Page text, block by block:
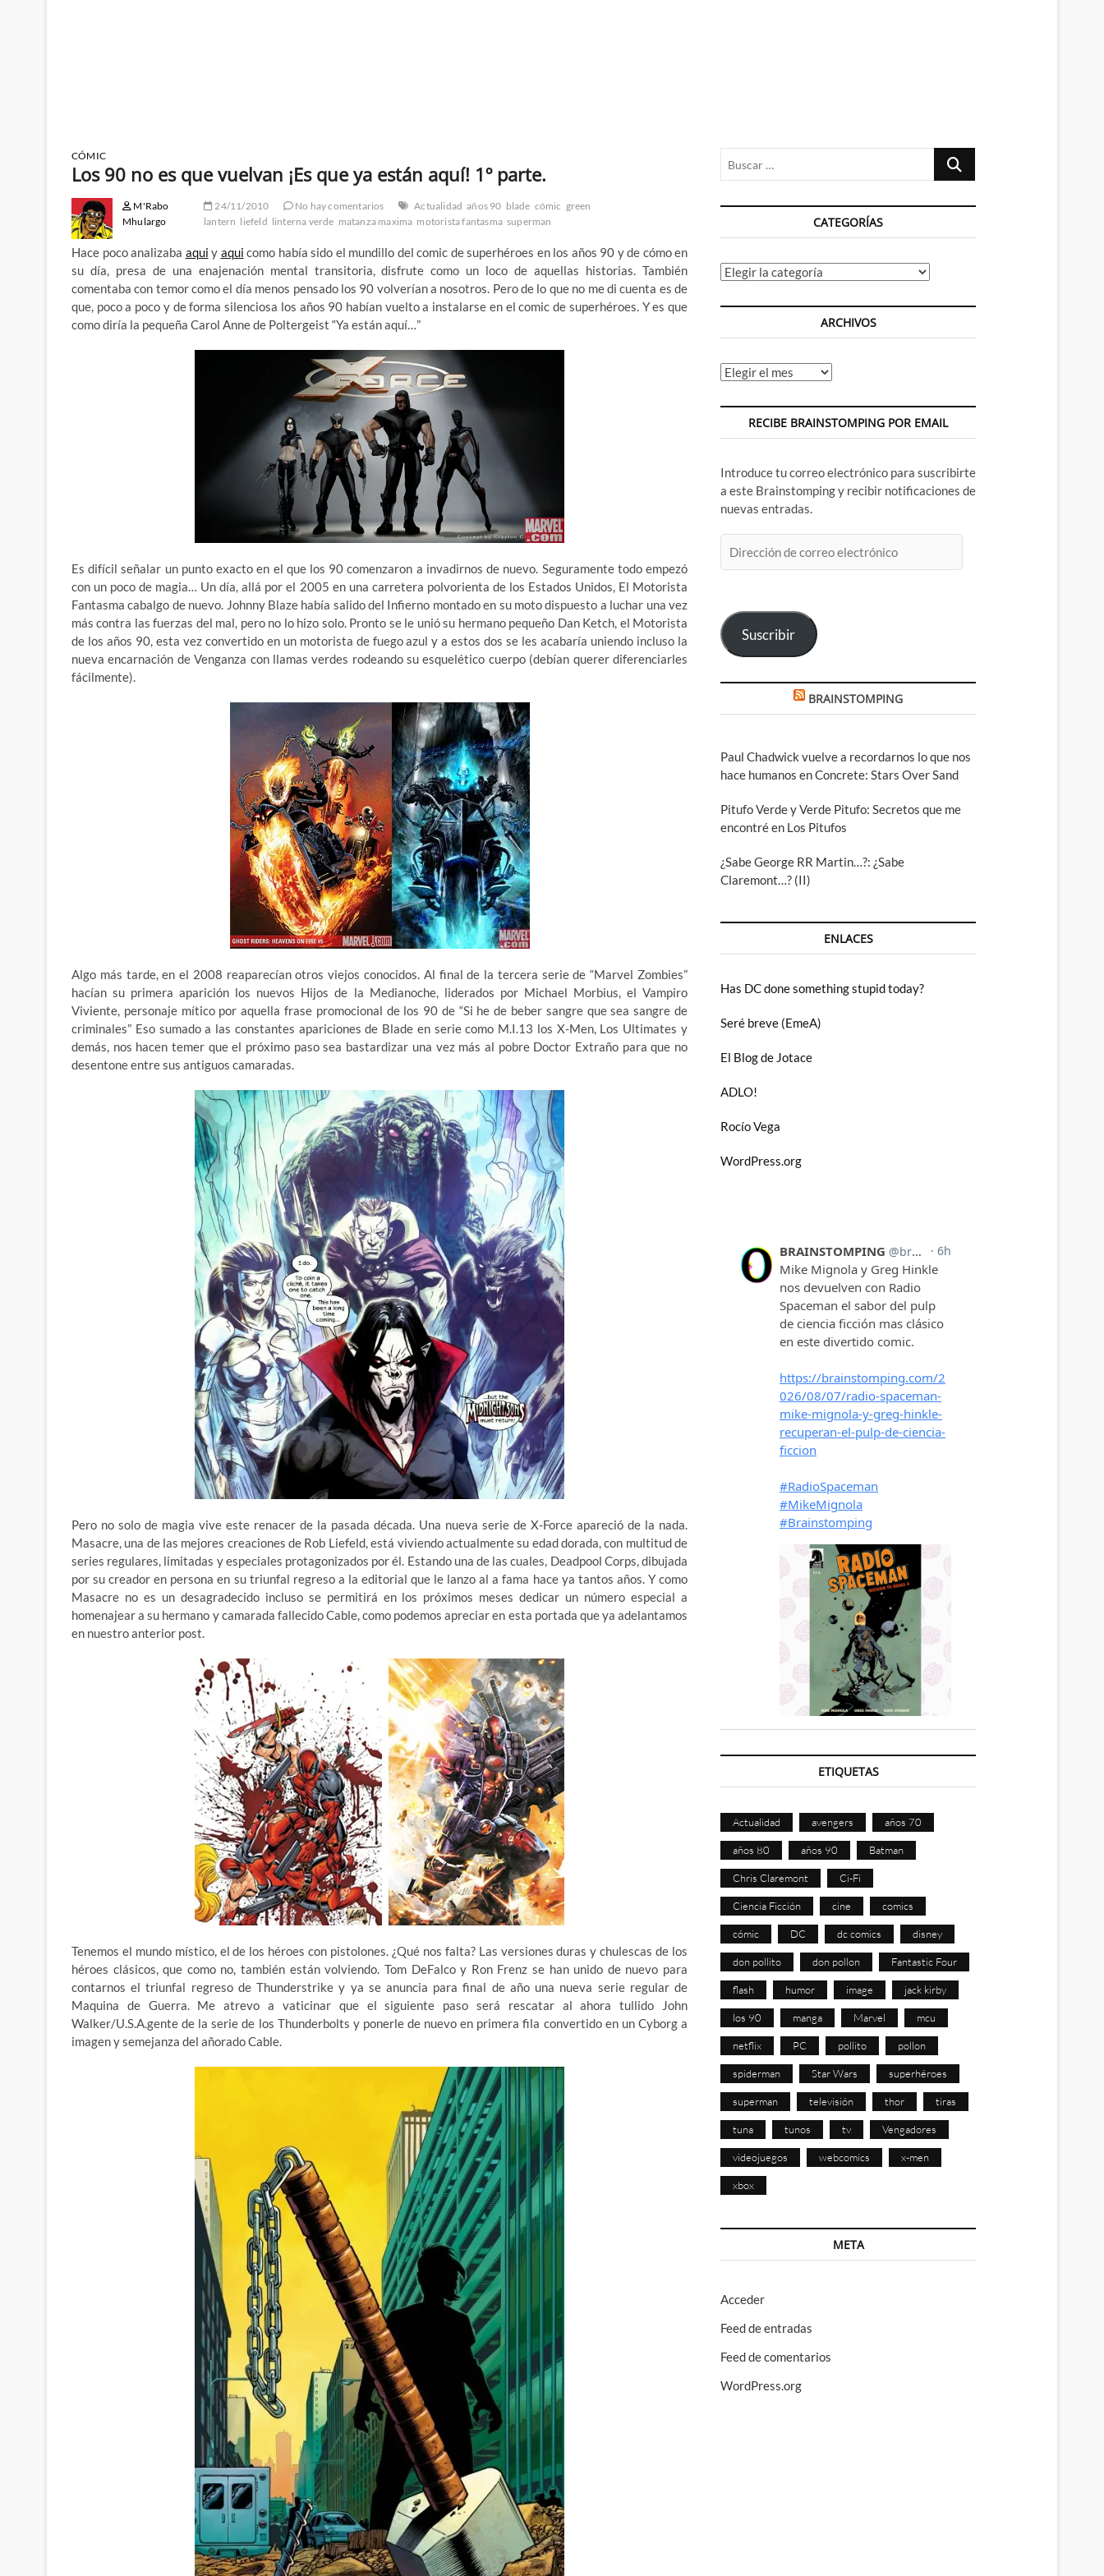
CÓMIC
Los 90 no es que vuelvan ¡Es que ya están aquí! 1º parte.
M'Rabo
Mhulargo
24/11/2010 No hay comentarios Actualidad años 90 blade cómic green
lantern liefeld linterna verde matanza maxima motorista fantasma superman
Hace poco analizaba aqui y aqui como había sido el mundillo del comic de superhéroes en los años 90 y de cómo en
su día, presa de una enajenación mental transitoria, disfrute como un loco de aquellas historias. También
comentaba con temor como el día menos pensado los 90 volverían a nosotros. Pero de lo que no me di cuenta es de
que, poco a poco y de forma silenciosa los años 90 habían vuelto a instalarse en el comic de superhéroes. Y es que
como diría la pequeña Carol Anne de Poltergeist “Ya están aquí…”
Es difícil señalar un punto exacto en el que los 90 comenzaron a invadirnos de nuevo. Seguramente todo empezó
con un poco de magia… Un día, allá por el 2005 en una carretera polvorienta de los Estados Unidos, El Motorista
Fantasma cabalgo de nuevo. Johnny Blaze había salido del Infierno montado en su moto dispuesto a luchar una vez
más contra las fuerzas del mal, pero no lo hizo solo. Pronto se le unió su hermano pequeño Dan Ketch, el Motorista
de los años 90, esta vez convertido en un motorista de fuego azul y a estos dos se les acabaría uniendo incluso la
nueva encarnación de Venganza con llamas verdes rodeando su esquelético cuerpo (debían querer diferenciarles
fácilmente).
Algo más tarde, en el 2008 reaparecían otros viejos conocidos. Al final de la tercera serie de “Marvel Zombies”
hacían su primera aparición los nuevos Hijos de la Medianoche, liderados por Michael Morbius, el Vampiro
Viviente, personaje mítico por aquella frase promocional de los 90 de “Si he de beber sangre que sea sangre de
criminales” Eso sumado a las constantes apariciones de Blade en serie como M.I.13 los X-Men, Los Ultimates y
demás, nos hacen temer que el próximo paso sea bastardizar una vez más al pobre Doctor Extraño para que no
desentone entre sus antiguos camaradas.
Pero no solo de magia vive este renacer de la pasada década. Una nueva serie de X-Force apareció de la nada.
Masacre, una de las mejores creaciones de Rob Liefeld, está viviendo actualmente su edad dorada, con multitud de
series regulares, limitadas y especiales protagonizados por él. Estando una de las cuales, Deadpool Corps, dibujada
por su creador en persona en su triunfal regreso a la editorial que le lanzo al a fama hace ya tantos años. Y como
Masacre no es un desagradecido incluso se permitirá en los próximos meses dedicar un número especial a
homenajear a su hermano y camarada fallecido Cable, como podemos apreciar en esta portada que ya adelantamos
en nuestro anterior post.
Tenemos el mundo místico, el de los héroes con pistolones. ¿Qué nos falta? Las versiones duras y chulescas de los
héroes clásicos, que como no, también están volviendo. Tom DeFalco y Ron Frenz se han unido de nuevo para
contarnos el triunfal regreso de Thunderstrike y ya se anuncia para final de año una nueva serie regular de
Maquina de Guerra. Me atrevo a vaticinar que el siguiente paso será rescatar al ahora tullido John
Walker/U.S.A.gente de la serie de los Thunderbolts y ponerle de nuevo en primera fila convertido en un Cyborg a
imagen y semejanza del añorado Cable.
Buscar
CATEGORÍAS
Categorías
ARCHIVOS
Archivos
RECIBE BRAINSTOMPING POR EMAIL
Introduce tu correo electrónico para suscribirte
a este Brainstomping y recibir notificaciones de
nuevas entradas.
de
Suscribir
BRAINSTOMPING
Paul Chadwick vuelve a recordarnos lo que nos
hace humanos en Concrete: Stars Over Sand
Pitufo Verde y Verde Pitufo: Secretos que me
encontré en Los Pitufos
¿Sabe George RR Martin…?: ¿Sabe
Claremont…? (II)
ENLACES
Has DC done something stupid today?
Seré breve (EmeA)
El Blog de Jotace
ADLO!
Rocío Vega
WordPress.org
ETIQUETAS
Actualidad avengers años 70
años 80 años 90 Batman
Chris Claremont Ci-Fi
Ciencia Ficción cine comics
cómic DC dc comics disney
don pollito don pollon Fantastic Four
flash humor image jack kirby
los 90 manga Marvel mcu
netflix PC pollito pollon
spiderman Star Wars superhéroes
superman televisión thor tiras
tuna tunos tv Vengadores
videojuegos webcomics x-men
xbox
META
Acceder
Feed de entradas
Feed de comentarios
WordPress.org